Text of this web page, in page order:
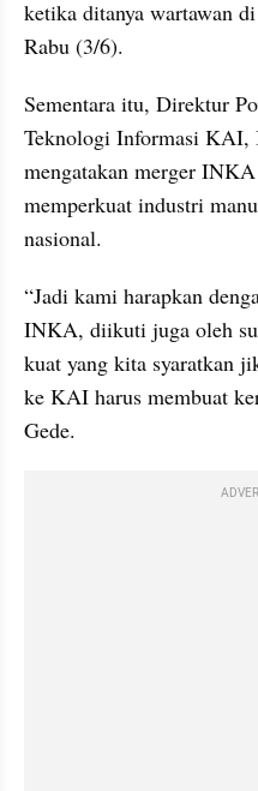
ketika ditanya wartawan
Rabu (3/6).
Sementara itu, Direktur
Teknologi Informasi KAI,
mengatakan merger
memperkuat industri
nasional.
“Jadi kami harapkan
INKA, diikuti juga oleh
kuat yang kita syaratkan
ke KAI harus membuat
Gede.